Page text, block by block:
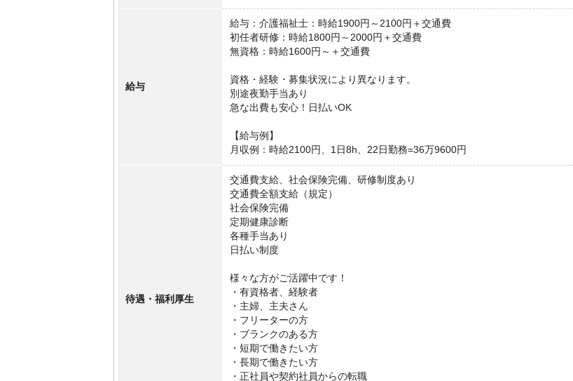
給与
給与：介護福祉士：時給1900円～2100円＋交通費
初任者研修：時給1800円～2000円＋交通費
無資格：時給1600円～＋交通費
資格・経験・募集状況により異なります。
別途夜勤手当あり
急な出費も安心！日払いOK
【給与例】
月収例：時給2100円、1日8h、22日勤務=36万9600円
待遇・福利厚生
交通費支給、社会保険完備、研修制度あり
交通費全額支給（規定）
社会保険完備
定期健康診断
各種手当あり
日払い制度
様々な方がご活躍中です！
・有資格者、経験者
・主婦、主夫さん
・フリーターの方
・ブランクのある方
・短期で働きたい方
・長期で働きたい方
・正社員や契約社員からの転職